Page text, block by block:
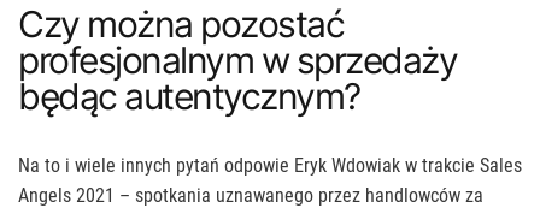
Czy można pozostać
profesjonalnym w sprzedaży
będąc autentycznym?
Na to i wiele innych pytań odpowie Eryk Wdowiak w trakcie Sales
Angels 2021 – spotkania uznawanego przez handlowców za